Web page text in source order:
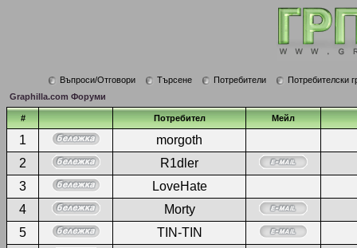
Въпроси/Отговори Търсене Потребители
Потребителски
Graphilla.com Форуми
# Потребител Мейл
1
morgoth
2
R1dler
3
LoveHate
4
Morty
5
TIN-TIN